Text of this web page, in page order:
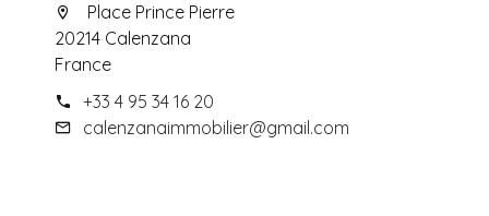
Place Prince Pierre
20214 Calenzana
France
+33 4 95 34 16 20
calenzanaimmobilier@gmail.com